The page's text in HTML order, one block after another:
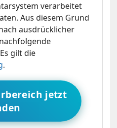
verarbeitet
Aus diesem Grund
ausdrücklicher
gilt die
.
jetzt